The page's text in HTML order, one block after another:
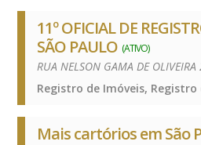
11º OFICIAL DE
SÃO PAULO (ATIVO)
Mais cartórios em São